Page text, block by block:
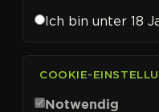
Ich bin unter 18
COOKIE-
Notwendig